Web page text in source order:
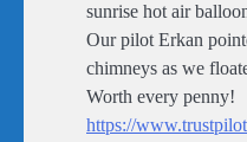
sunrise hot air
Our pilot Erkan
chimneys as we
Worth every penny!
https://